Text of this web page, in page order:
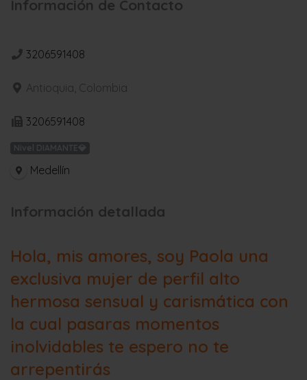
Información de Contacto
3206591408
Antioquia, Colombia
3206591408
Nivel DIAMANTE💎
Medellín
Información detallada
Hola, mis amores, soy Paola una
exclusiva mujer de perfil alto
hermosa sensual y carismática con
la cual pasaras momentos
inolvidables te espero no te
arrepentirás